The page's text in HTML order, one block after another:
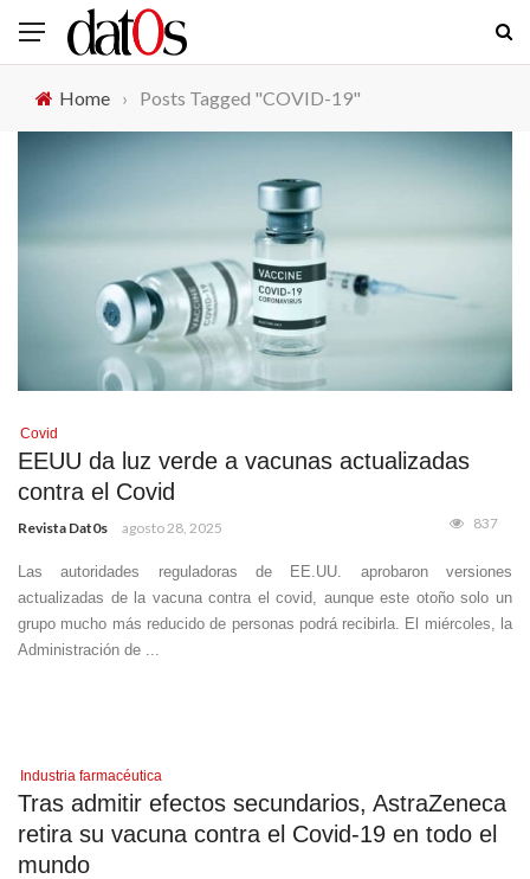
Home › Posts Tagged "COVID-19"
Covid
EEUU da luz verde a vacunas actualizadas
contra el Covid
Revista Dat0s agosto 28, 2025 837
Las autoridades reguladoras de EE.UU. aprobaron versiones
actualizadas de la vacuna contra el covid, aunque este otoño solo un
grupo mucho más reducido de personas podrá recibirla. El miércoles, la
Administración de ...
Industria farmacéutica
Tras admitir efectos secundarios, AstraZeneca
retira su vacuna contra el Covid-19 en todo el
mundo